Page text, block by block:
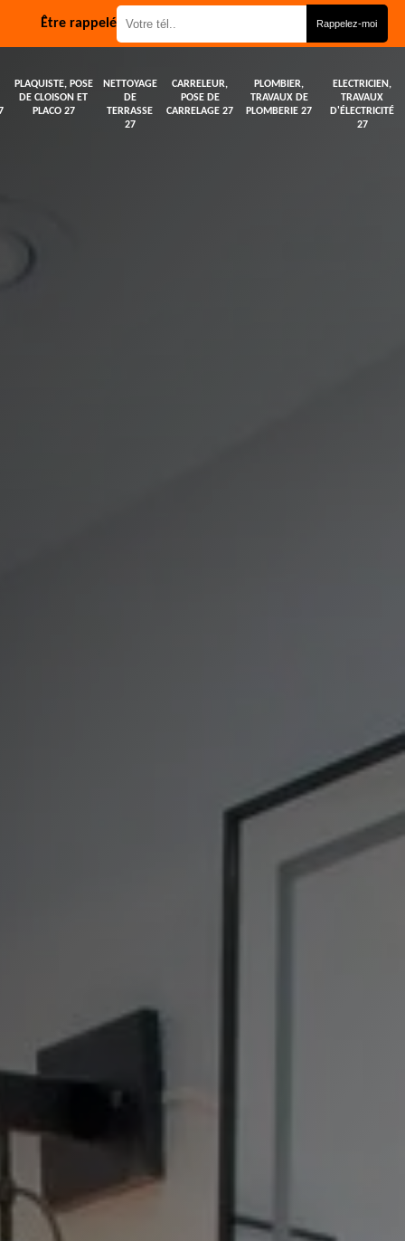
Être rappelé
PLAQUISTE, POSE
DE CLOISON ET
PLACO 27
NETTOYAGE
DE
TERRASSE
27
CARRELEUR,
POSE DE
CARRELAGE 27
PLOMBIER,
TRAVAUX DE
PLOMBERIE 27
ELECTRICIEN,
TRAVAUX
D'ÉLECTRICITÉ
27